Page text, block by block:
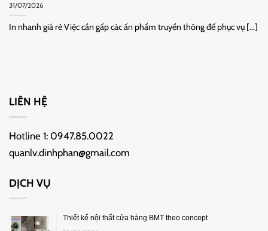
31/07/2026
In nhanh giá rẻ Việc cần gấp các ấn phẩm truyền thông để phục vụ [...]
LIÊN HỆ
Hotline 1: 0947.85.0022
quanlv.dinhphan@gmail.com
DỊCH VỤ
Thiết kế nội thất cửa hàng BMT theo concept